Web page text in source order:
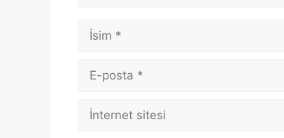
İsim
posta
İnternet
sitesi